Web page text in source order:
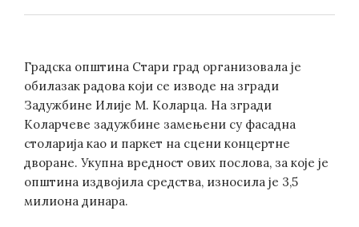
Градска општина Стари град организовала је
обилазак радова који се изводе на згради
Задужбине Илије М. Коларца. На згради
Коларчеве задужбине замењени су фасадна
столарија као и паркет на сцени концертне
дворане. Укупна вредност ових послова, за које је
општина издвојила средства, износила је 3,5
милиона динара.